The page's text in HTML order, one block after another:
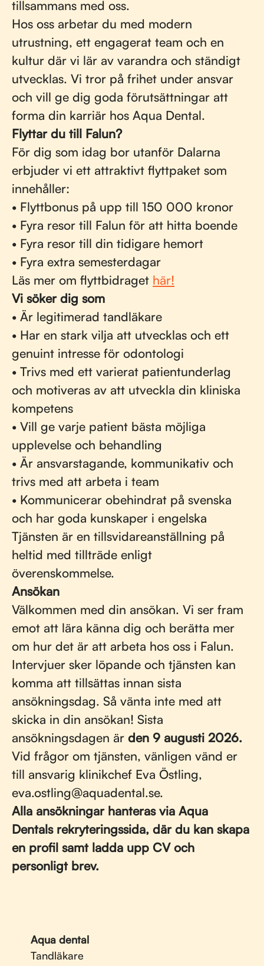
tillsammans med oss.
Hos oss arbetar du med modern
utrustning, ett engagerat team och en
kultur där vi lär av varandra och ständigt
utvecklas. Vi tror på frihet under ansvar
och vill ge dig goda förutsättningar att
forma din karriär hos Aqua Dental.
Flyttar du till Falun?
För dig som idag bor utanför Dalarna
erbjuder vi ett attraktivt flyttpaket som
innehåller:
• Flyttbonus på upp till 150 000 kronor
• Fyra resor till Falun för att hitta boende
• Fyra resor till din tidigare hemort
• Fyra extra semesterdagar
Läs mer om flyttbidraget här!
Vi söker dig som
• Är legitimerad tandläkare
• Har en stark vilja att utvecklas och ett
genuint intresse för odontologi
• Trivs med ett varierat patientunderlag
och motiveras av att utveckla din kliniska
kompetens
• Vill ge varje patient bästa möjliga
upplevelse och behandling
• Är ansvarstagande, kommunikativ och
trivs med att arbeta i team
• Kommunicerar obehindrat på svenska
och har goda kunskaper i engelska
Tjänsten är en tillsvidareanställning på
heltid med tillträde enligt
överenskommelse.
Ansökan
Välkommen med din ansökan. Vi ser fram
emot att lära känna dig och berätta mer
om hur det är att arbeta hos oss i Falun.
Intervjuer sker löpande och tjänsten kan
komma att tillsättas innan sista
ansökningsdag. Så vänta inte med att
skicka in din ansökan! Sista
ansökningsdagen är den 9 augusti 2026.
Vid frågor om tjänsten, vänligen vänd er
till ansvarig klinikchef Eva Östling,
eva.ostling@aquadental.se.
Alla ansökningar hanteras via Aqua
Dentals rekryteringssida, där du kan skapa
en profil samt ladda upp CV och
personligt brev.
Aqua dental
Tandläkare